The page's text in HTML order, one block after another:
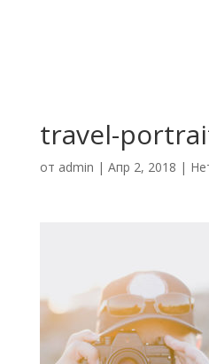
travel-
от admin | Апр 2, 2018 |